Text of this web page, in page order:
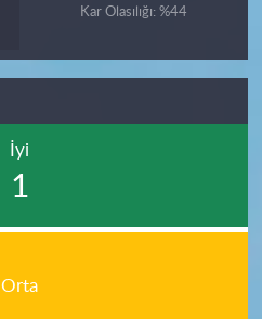
Kar Olasılığı: %44
İyi
1
Orta